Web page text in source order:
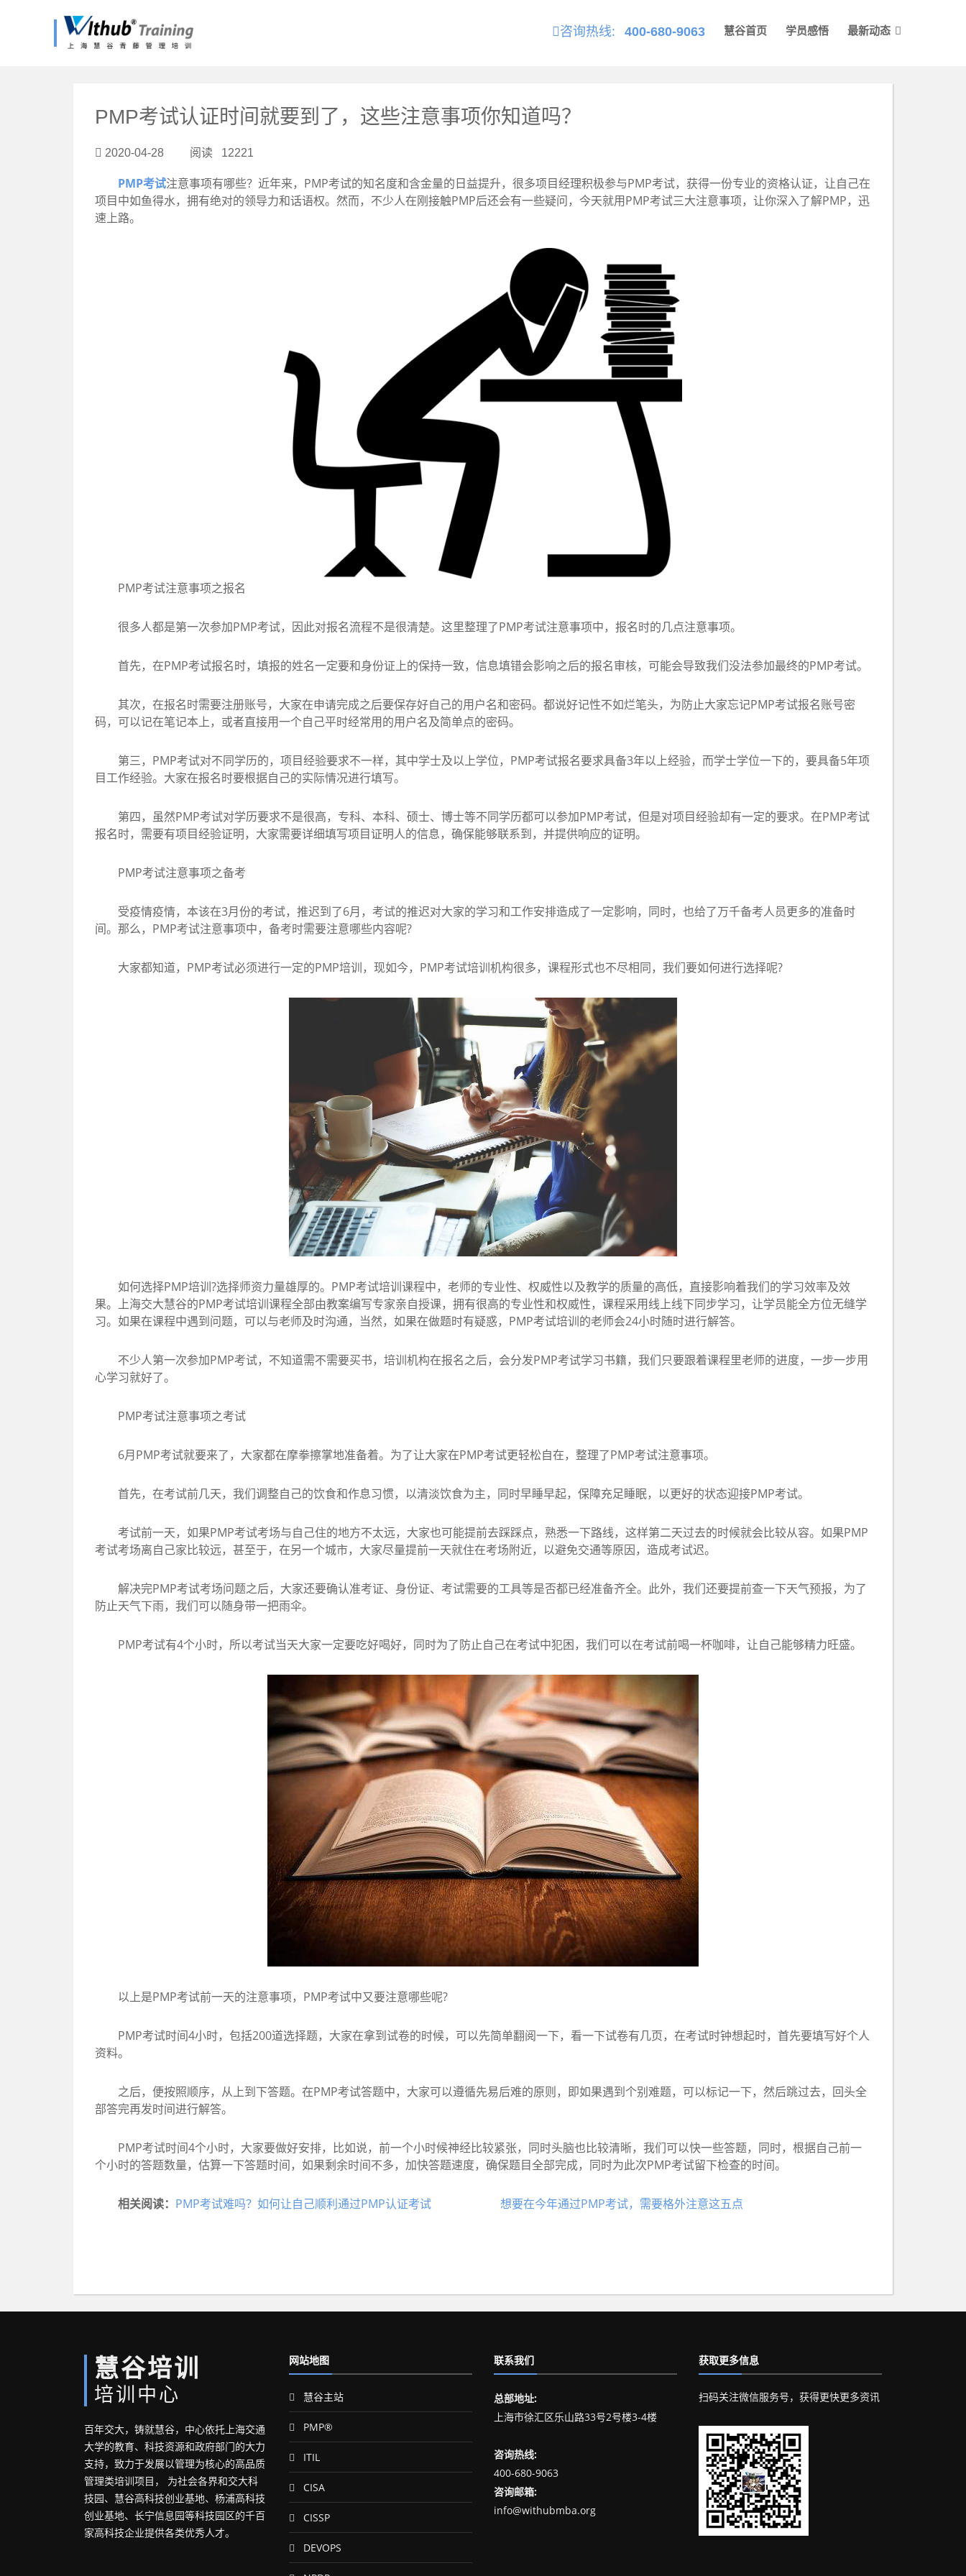
咨询热线: 400-680-9063 慧谷首页 学员感悟 最新动态
PMP考试认证时间就要到了，这些注意事项你知道吗？
2020-04-28 阅读 12221
PMP考试注意事项有哪些？近年来，PMP考试的知名度和含金量的日益提升，很多项目经理积极参与PMP考试，获得一份专业的资格认证，让自己在
项目中如鱼得水，拥有绝对的领导力和话语权。然而，不少人在刚接触PMP后还会有一些疑问，今天就用PMP考试三大注意事项，让你深入了解PMP，迅
速上路。
PMP考试注意事项之报名
很多人都是第一次参加PMP考试，因此对报名流程不是很清楚。这里整理了PMP考试注意事项中，报名时的几点注意事项。
首先，在PMP考试报名时，填报的姓名一定要和身份证上的保持一致，信息填错会影响之后的报名审核，可能会导致我们没法参加最终的PMP考试。
其次，在报名时需要注册账号，大家在申请完成之后要保存好自己的用户名和密码。都说好记性不如烂笔头，为防止大家忘记PMP考试报名账号密
码，可以记在笔记本上，或者直接用一个自己平时经常用的用户名及简单点的密码。
第三，PMP考试对不同学历的，项目经验要求不一样，其中学士及以上学位，PMP考试报名要求具备3年以上经验，而学士学位一下的，要具备5年项
目工作经验。大家在报名时要根据自己的实际情况进行填写。
第四，虽然PMP考试对学历要求不是很高，专科、本科、硕士、博士等不同学历都可以参加PMP考试，但是对项目经验却有一定的要求。在PMP考试
报名时，需要有项目经验证明，大家需要详细填写项目证明人的信息，确保能够联系到，并提供响应的证明。
PMP考试注意事项之备考
受疫情疫情，本该在3月份的考试，推迟到了6月，考试的推迟对大家的学习和工作安排造成了一定影响，同时，也给了万千备考人员更多的准备时
间。那么，PMP考试注意事项中，备考时需要注意哪些内容呢?
大家都知道，PMP考试必须进行一定的PMP培训，现如今，PMP考试培训机构很多，课程形式也不尽相同，我们要如何进行选择呢?
如何选择PMP培训?选择师资力量雄厚的。PMP考试培训课程中，老师的专业性、权威性以及教学的质量的高低，直接影响着我们的学习效率及效
果。上海交大慧谷的PMP考试培训课程全部由教案编写专家亲自授课，拥有很高的专业性和权威性，课程采用线上线下同步学习，让学员能全方位无缝学
习。如果在课程中遇到问题，可以与老师及时沟通，当然，如果在做题时有疑惑，PMP考试培训的老师会24小时随时进行解答。
不少人第一次参加PMP考试，不知道需不需要买书，培训机构在报名之后，会分发PMP考试学习书籍，我们只要跟着课程里老师的进度，一步一步用
心学习就好了。
PMP考试注意事项之考试
6月PMP考试就要来了，大家都在摩拳擦掌地准备着。为了让大家在PMP考试更轻松自在，整理了PMP考试注意事项。
首先，在考试前几天，我们调整自己的饮食和作息习惯，以清淡饮食为主，同时早睡早起，保障充足睡眠，以更好的状态迎接PMP考试。
考试前一天，如果PMP考试考场与自己住的地方不太远，大家也可能提前去踩踩点，熟悉一下路线，这样第二天过去的时候就会比较从容。如果PMP
考试考场离自己家比较远，甚至于，在另一个城市，大家尽量提前一天就住在考场附近，以避免交通等原因，造成考试迟。
解决完PMP考试考场问题之后，大家还要确认准考证、身份证、考试需要的工具等是否都已经准备齐全。此外，我们还要提前查一下天气预报，为了
防止天气下雨，我们可以随身带一把雨伞。
PMP考试有4个小时，所以考试当天大家一定要吃好喝好，同时为了防止自己在考试中犯困，我们可以在考试前喝一杯咖啡，让自己能够精力旺盛。
以上是PMP考试前一天的注意事项，PMP考试中又要注意哪些呢?
PMP考试时间4小时，包括200道选择题，大家在拿到试卷的时候，可以先简单翻阅一下，看一下试卷有几页，在考试时钟想起时，首先要填写好个人
资料。
之后，便按照顺序，从上到下答题。在PMP考试答题中，大家可以遵循先易后难的原则，即如果遇到个别难题，可以标记一下，然后跳过去，回头全
部答完再发时间进行解答。
PMP考试时间4个小时，大家要做好安排，比如说，前一个小时候神经比较紧张，同时头脑也比较清晰，我们可以快一些答题，同时，根据自己前一
个小时的答题数量，估算一下答题时间，如果剩余时间不多，加快答题速度，确保题目全部完成，同时为此次PMP考试留下检查的时间。
相关阅读： PMP考试难吗？如何让自己顺利通过PMP认证考试 想要在今年通过PMP考试，需要格外注意这五点
慧谷培训
培训中心
百年交大，铸就慧谷，中心依托上海交通
大学的教育、科技资源和政府部门的大力
支持，致力于发展以管理为核心的高品质
管理类培训项目， 为社会各界和交大科
技园、慧谷高科技创业基地、杨浦高科技
创业基地、长宁信息园等科技园区的千百
家高科技企业提供各类优秀人才。
网站地图
慧谷主站
PMP®
ITIL
CISA
CISSP
DEVOPS
联系我们
总部地址:
上海市徐汇区乐山路33号2号楼3-4楼
咨询热线:
400-680-9063
咨询邮箱:
info@withubmba.org
获取更多信息
扫码关注微信服务号，获得更快更多资讯